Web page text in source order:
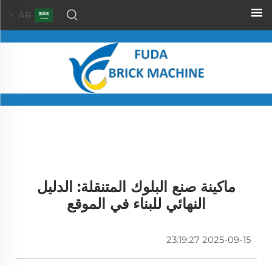
AR
ماكينة صنع البلوك المتنقلة: الدليل
النهائي للبناء في الموقع
2025-09-15 23:19:27